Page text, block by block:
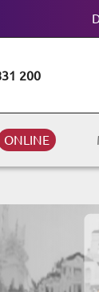
200
ESTUDIOS
Maestría
Diplomados
ONLINE